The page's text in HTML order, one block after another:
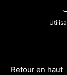
Retour en haut